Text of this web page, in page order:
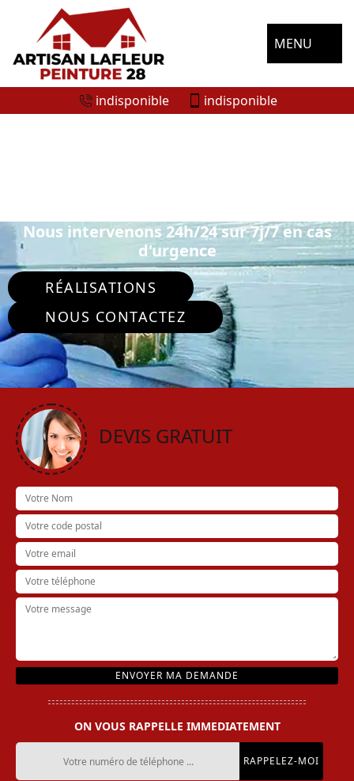
MENU
indisponible indisponible
Nous intervenons 24h/24 sur 7j/7 en cas
d'urgence
RÉALISATIONS
NOUS CONTACTEZ
DEVIS GRATUIT
ON VOUS RAPPELLE IMMEDIATEMENT